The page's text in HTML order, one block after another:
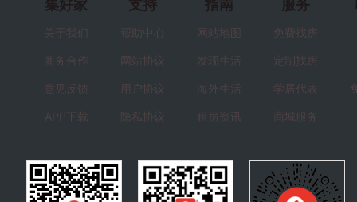
集好家
关于我们
商务合作
意见反馈
APP下载
支持
帮助中心
网站协议
用户协议
隐私协议
指南
网站地图
发现生活
海外生活
租房资讯
服务
免费找房
定制找房
学居代表
商城服务